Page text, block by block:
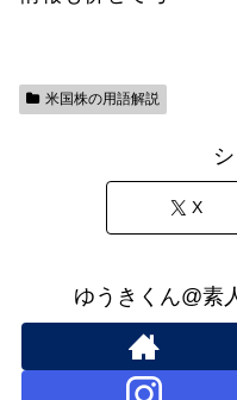
米国株の用語解説
X
ゆうきくん@素